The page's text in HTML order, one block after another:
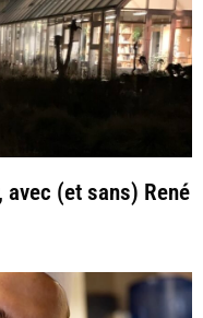
avec (et sans) René